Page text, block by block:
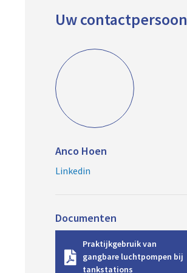
Uw contactpersoon
Anco Hoen
Linkedin
Documenten
Praktijkgebruik van
gangbare luchtpompen bij
tankstations